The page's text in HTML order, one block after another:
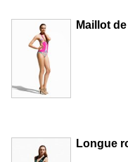
Maillot
Longue